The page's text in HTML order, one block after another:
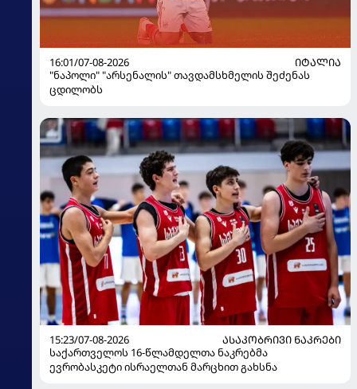
16:01/07-08-2026
ᲘᲢᲐᲚᲘᲐ
"ნაპოლი" "არსენალის" თავდამსხმელის შეძენას
ცდილობს
15:23/07-08-2026
ᲐᲡᲐᲙᲝᲑᲠᲘᲕᲘ ᲜᲐᲙᲠᲔᲑᲘ
საქართველოს 16-წლამდელთა ნაკრებმა
ევრობასკეტი ისრაელთან მარცხით გახსნა